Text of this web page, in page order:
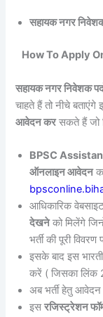
सहायक नगर
How To Apply
सहायक नगर निवेशक
चाहते हैं तो नीचे
आवेदन करसकते हैं जो
BPSC
ऑनलाइन आवेदन
आधिकारिक
देखनेको मिलेंगे
भर्ती की पूरी विवरण
इसके बाद इस
करें ( जिसका लिंक
अब भर्ती हेतु
इसरजिस्ट्रेशन